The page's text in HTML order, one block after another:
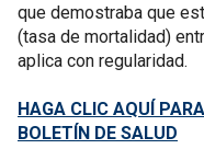
que demostraba que
(tasa de mortalidad)
aplica con regularidad.
HAGA CLIC AQUÍ
BOLETÍN DE SALUD